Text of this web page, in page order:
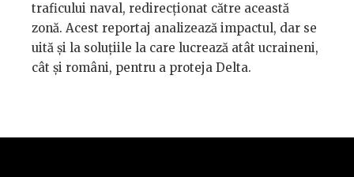
traficului naval, redirecționat către această
zonă. Acest reportaj analizează impactul, dar se
uită și la soluțiile la care lucrează atât ucraineni,
cât și români, pentru a proteja Delta.